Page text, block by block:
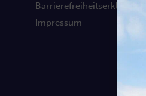
Barrierefreiheitserklärung
Impressum